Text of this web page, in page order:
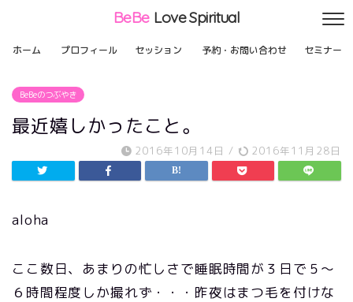
BeBe Love Spiritual
ホーム プロフィール セッション 予約・お問い合わせ セミナー
BeBeのつぶやき
最近嬉しかったこと。
2016年10月14日 / 2016年11月28日
aloha
ここ数日、あまりの忙しさで睡眠時間が３日で５〜
６時間程度しか撮れず・・・昨夜はまつ毛を付けな